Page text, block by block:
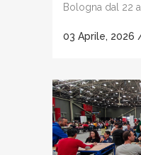
Bologna dal 22
03 Aprile, 2026